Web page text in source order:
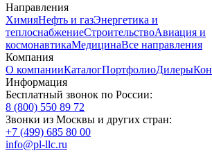
Направления
ХимияНефть и газЭнергетика и
теплоснабжениеСтроительствоАвиация и
космонавтикаМедицинаВсе направления
Компания
О компанииКаталогПортфолиоДилеры
Информация
Бесплатный звонок по России:
8 (800) 550 89 72
Звонки из Москвы и других стран:
+7 (499) 685 80 00
info@pl-llc.ru